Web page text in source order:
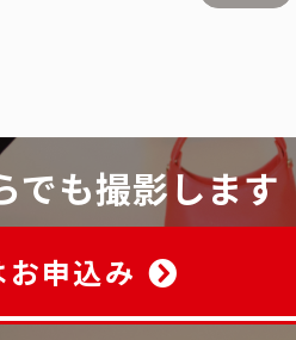
でも撮影します
お申込み